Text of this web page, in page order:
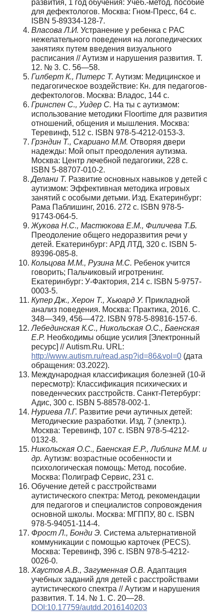
развития, 1 год обучения: Учеб.-метод. пособие
для дефектологов. Москва: Гном-Пресс, 64 с.
ISBN 5-89334-128-7.
Власова Л.И. Устранение у ребенка с РАС
нежелательного поведения на логопедических
занятиях путем введения визуального
расписания // Аутизм и нарушения развития. Т.
12. № 3. С. 56—58.
Гилберт К., Питерс Т. Аутизм: Медицинское и
педагогическое воздействие: Кн. для педагогов-
дефектологов. Москва: Владос, 144 с.
Гринспен С., Уидер С. На ты с аутизмом:
использование методики Floortime для развития
отношений, общения и мышления. Москва:
Теревинф, 512 с. ISBN 978-5-4212-0153-3.
Грэндин Т., Скариано М.М. Отворяя двери
надежды: Мой опыт преодоления аутизма.
Москва: Центр лечебной педагогики, 228 с.
ISBN 5-88707-010-2.
Делани Т. Развитие основных навыков у детей с
аутизмом: Эффективная методика игровых
занятий с особыми детьми. Изд. Екатеринбург:
Рама Паблишинг, 2016. 272 с. ISBN 978-5-
91743-064-5.
Жукова Н.С., Мастюкова Е.М., Филичева Т.Б.
Преодоление общего недоразвития речи у
детей. Екатеринбург: АРД ЛТД, 320 с. ISBN 5-
89396-085-8.
Кольцова М.М., Рузина М.С. Ребенок учится
говорить; Пальчиковый игротренинг.
Екатеринбург: У-Фактория, 214 с. ISBN 5-9757-
0003-5.
Купер Дж., Херон Т., Хьюард У. Прикладной
анализ поведения. Москва: Практика, 2016. С.
348—349, 456—472. ISBN 978-5-89816-157-6.
Лебединская К.С., Никольская О.С., Баенская
Е.Р. Необходимы общие усилия [Электронный
ресурс] // Autism.Ru. URL:
http://www.autism.ru/read.asp?id=86&vol=0 (дата
обращения: 03.2022).
Международная классификация болезней (10-й
пересмотр): Классификация психических и
поведенческих расстройств. Санкт-Петербург:
Адис, 300 с. ISBN 5-88578-002-1.
Нуриева Л.Г. Развитие речи аутичных детей:
Методические разработки. Изд. 7 (электр.).
Москва: Теревинф, 107 с. ISBN 978-5-4212-
0132-8.
Никольская О.С., Баенская Е.Р., Либлинг М.М. и
др. Аутизм: возрастные особенности и
психологическая помощь: Метод. пособие.
Москва: Полиграф Сервис, 231 с.
Обучение детей с расстройствами
аутистического спектра: Метод. рекомендации
для педагогов и специалистов сопровождения
основной школы. Москва: МГППУ, 80 с. ISBN
978-5-94051-114-4.
Фрост Л., Бонди Э. Система альтернативной
коммуникации с помощью карточек (PECS).
Москва: Теревинф, 396 с. ISBN 978-5-4212-
0026-0.
Хаустов А.В., Загуменная О.В. Адаптация
учебных заданий для детей с расстройствами
аутистического спектра // Аутизм и нарушения
развития. Т. 14. № 1. С. 20—28.
DOI:10.17759/autdd.2016140203